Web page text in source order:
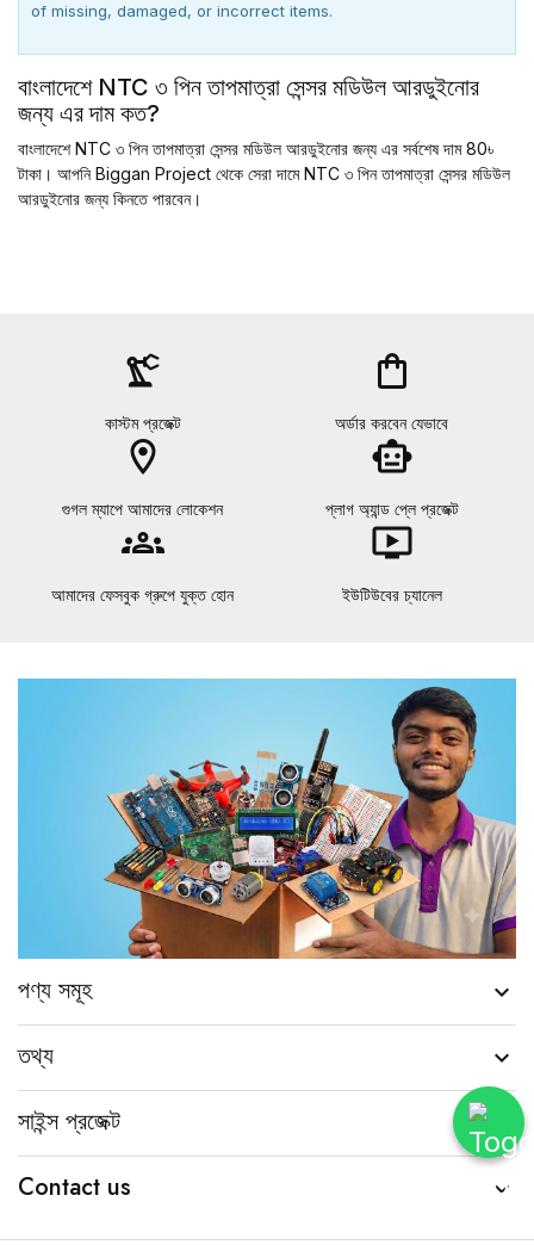
of missing, damaged, or incorrect items.
বাংলাদেশে NTC ৩ পিন তাপমাত্রা সেন্সর মডিউল আরডুইনোর
জন্য এর দাম কত?
বাংলাদেশে NTC ৩ পিন তাপমাত্রা সেন্সর মডিউল আরডুইনোর জন্য এর সর্বশেষ দাম 80৳
টাকা। আপনি Biggan Project থেকে সেরা দামে NTC ৩ পিন তাপমাত্রা সেন্সর মডিউল
আরডুইনোর জন্য কিনতে পারবেন।
precision_manufacturing
কাস্টম প্রজেক্ট
shopping_bag
অর্ডার করবেন যেভাবে
location_on
গুগল ম্যাপে আমাদের লোকেশন
smart_toy
প্লাগ অ্যান্ড প্লে প্রজেক্ট
groups
আমাদের ফেসবুক গ্রুপে যুক্ত হোন
ondemand_video
ইউটিউবের চ্যানেল
পণ্য সমূহ 
তথ্য 
সাইন্স প্রজেক্ট
Contact us 